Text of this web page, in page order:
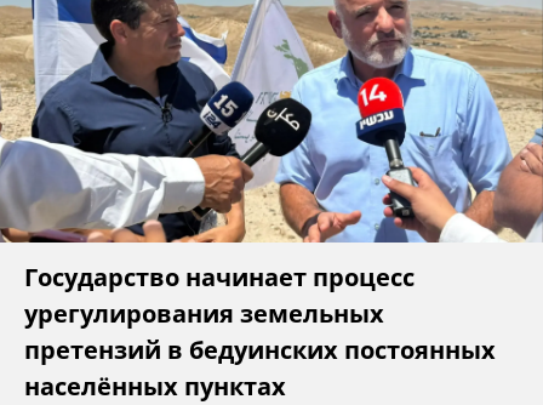
Государство начинает процесс
урегулирования земельных
претензий в бедуинских постоянных
населённых пунктах